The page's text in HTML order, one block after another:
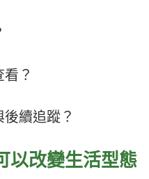
？
續追蹤？
以改變生活型態